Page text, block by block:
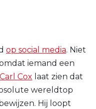
op social media. Niet
iemand een
Carl Cox laat zien dat
wereldtop
Hij loopt